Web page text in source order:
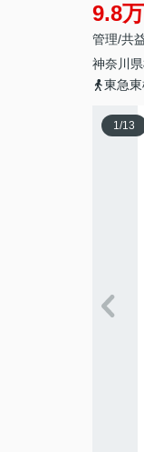
9.8
管理/共
神奈川県
東急
1/13